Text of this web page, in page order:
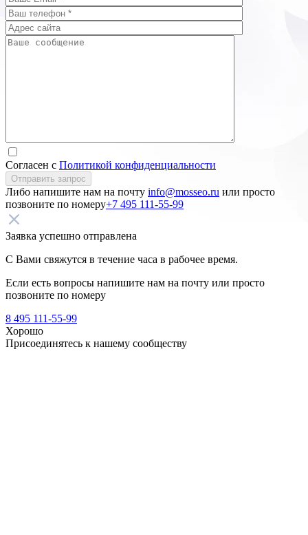
Согласен с Политикой конфиденциальности
Отправить запрос
Либо напишите нам на почту info@mosseo.ru или просто
позвоните по номеру+7 495 111-55-99
Заявка успешно отправлена
С Вами свяжутся в течение часа в рабочее время.
Если есть вопросы напишите нам на почту или просто
позвоните по номеру
8 495 111-55-99
Хорошо
Присоединятесь к нашему сообществу